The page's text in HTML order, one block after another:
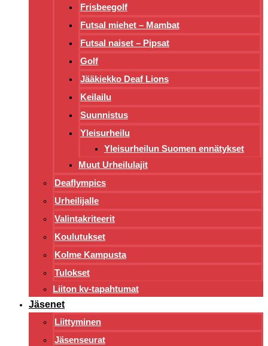
Frisbeegolf
Futsal miehet – Mambat
Futsal naiset – Pipsat
Golf
Jääkiekko Deaf Lions
Keilailu
Suunnistus
Yleisurheilu
Yleisurheilun Suomen ennätykset
Muut Urheilulajit
Deaflympics
Urheilijalle
Valintakriteerit
Koulutukset
Kolme Kampusta
Tulokset
Liiton kv-tapahtumat
Jäsenet
Liittyminen
Jäsenseurat